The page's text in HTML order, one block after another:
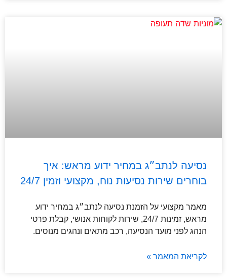
נסיעה לנתב״ג במחיר ידוע מראש: איך
בוחרים שירות נסיעות נוח, מקצועי וזמין 24/7
מאמר מקצועי על הזמנת נסיעה לנתב״ג במחיר ידוע
מראש, זמינות 24/7, שירות לקוחות אנושי, קבלת פרטי
הנהג לפני מועד הנסיעה, רכב מתאים ונהגים מנוסים.
לקריאת המאמר »